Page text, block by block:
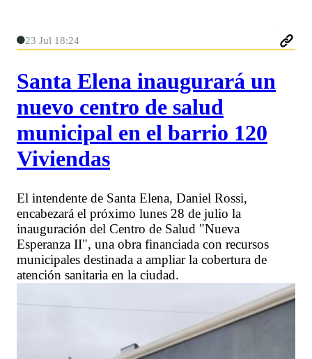
23 Jul 18:24
Santa Elena inaugurará un
nuevo centro de salud
municipal en el barrio 120
Viviendas
El intendente de Santa Elena, Daniel Rossi,
encabezará el próximo lunes 28 de julio la
inauguración del Centro de Salud "Nueva
Esperanza II", una obra financiada con recursos
municipales destinada a ampliar la cobertura de
atención sanitaria en la ciudad.